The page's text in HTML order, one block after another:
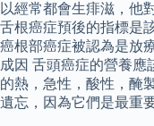
以經常都會生痱滋，他
舌根癌症預後的指標是
癌根部癌症被認為是放
成因 舌頭癌症的營養應
的熱，急性，酸性，醃
遺忘，因為它們是最重